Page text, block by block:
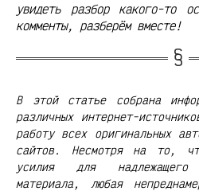
увидеть разбор какого-то
комменты, разберём вместе!
В этой статье собрана
различных интернет-
работу всех оригинальных
сайтов. Несмотря на то,
усилия для надлежащего
материала, любая